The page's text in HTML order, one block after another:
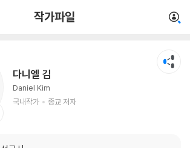
작가파일
다니엘 김
Daniel Kim
국내작가
종교 저자